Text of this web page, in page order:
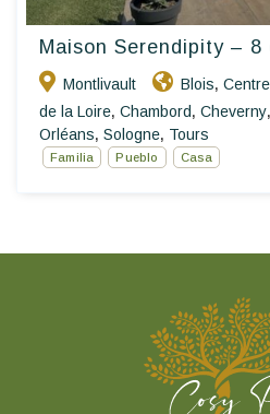
Maison Serendipity – 8
Montlivault Blois,
de la Loire, Chambord , Cheverny,
Orléans, Sologne, Tours
Familia Pueblo Casa